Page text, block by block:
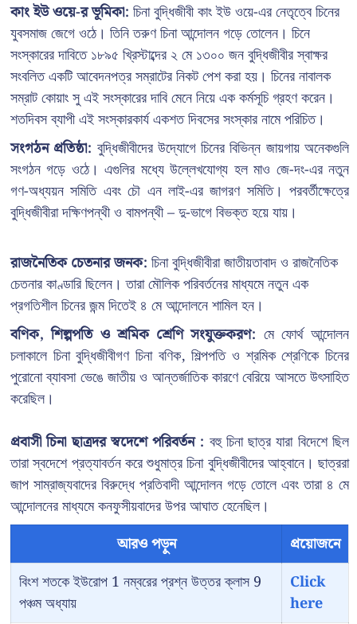
কাং ইউ ওয়ে-র ভূমিকা: চিনা বুদ্ধিজীবী কাং ইউ ওয়ে-এর নেতৃত্বে চিনের
যুবসমাজ জেগে ওঠে। তিনি তরুণ চিনা আন্দোলন গড়ে তোলেন। চিনে
সংস্কারের দাবিতে ১৮৯৫ খ্রিস্টাব্দের ২ মে ১৩০০ জন বুদ্ধিজীবীর স্বাক্ষর
সংবলিত একটি আবেদনপত্র সম্রাটের নিকট পেশ করা হয়। চিনের নাবালক
সম্রাট কোয়াং সু এই সংস্কারের দাবি মেনে নিয়ে এক কর্মসূচি গ্রহণ করেন।
শতদিবস ব্যাপী এই সংস্কারকার্য একশত দিবসের সংস্কার নামে পরিচিত।
সংগঠন প্রতিষ্ঠা: বুদ্ধিজীবীদের উদ্যোগে চিনের বিভিন্ন জায়গায় অনেকগুলি
সংগঠন গড়ে ওঠে। এগুলির মধ্যে উল্লেখযোগ্য হল মাও জে-দং-এর নতুন
গণ-অধ্যয়ন সমিতি এবং চৌ এন লাই-এর জাগরণ সমিতি। পরবর্তীক্ষেত্রে
বুদ্ধিজীবীরা দক্ষিণপন্থী ও বামপন্থী – দু-ভাগে বিভক্ত হয়ে যায়।
রাজনৈতিক চেতনার জনক: চিনা বুদ্ধিজীবীরা জাতীয়তাবাদ ও রাজনৈতিক
চেতনার কাণ্ডারি ছিলেন। তারা মৌলিক পরিবর্তনের মাধ্যমে নতুন এক
প্রগতিশীল চিনের জন্ম দিতেই ৪ মে আন্দোলনে শামিল হন।
বণিক, শিল্পপতি ও শ্রমিক শ্রেণি সংযুক্তকরণ: মে ফোর্থ আন্দোলন
চলাকালে চিনা বুদ্ধিজীবীগণ চিনা বণিক, শিল্পপতি ও শ্রমিক শ্রেণিকে চিনের
পুরোনো ব্যাবসা ভেঙে জাতীয় ও আন্তর্জাতিক কারণে বেরিয়ে আসতে উৎসাহিত
করেছিল।
প্রবাসী চিনা ছাত্রদর স্বদেশে পরিবর্তন : বহু চিনা ছাত্র যারা বিদেশে ছিল
তারা স্বদেশে প্রত্যাবর্তন করে শুধুমাত্র চিনা বুদ্ধিজীবীদের আহ্বানে। ছাত্ররা
জাপ সাম্রাজ্যবাদের বিরুদ্ধে প্রতিবাদী আন্দোলন গড়ে তোলে এবং তারা ৪ মে
আন্দোলনের মাধ্যমে কনফুসীয়বাদের উপর আঘাত হেনেছিল।
আরও পড়ুন
প্রয়োজনে
বিংশ শতকে ইউরোপ 1 নম্বরের প্রশ্ন উত্তর ক্লাস 9
পঞ্চম অধ্যায়
Click
here